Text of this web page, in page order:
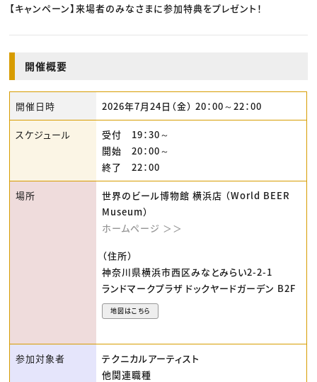
【キャンペーン】来場者のみなさまに参加特典をプレゼント！
開催概要
開催日時 2026年7月24日（金） 20：00～22：00
スケジュール
受付 19：30～
開始 20：00～
終了 22：00
場所
世界のビール博物館 横浜店 （World BEER
Museum）
ホームページ ＞＞
（住所）
神奈川県横浜市西区みなとみらい2-2-1
ランドマークプラザ ドックヤードガーデン B2F
地図はこちら
参加対象者
テクニカルアーティスト
他関連職種